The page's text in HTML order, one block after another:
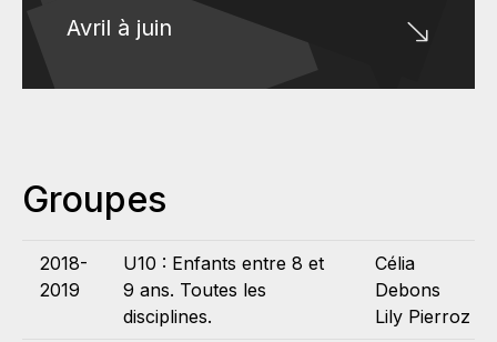
Avril à juin
Groupes
2018-
2019
U10 : Enfants entre 8 et
9 ans. Toutes les
disciplines.
Célia
Debons
Lily Pierroz